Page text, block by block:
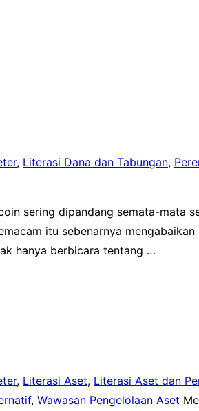
, Literasi Dana dan Tabungan,
sering dipandang semata-mata
itu sebenarnya
hanya berbicara tentang …
, Literasi Aset, Literasi Aset dan
, Wawasan Pengelolaan Aset